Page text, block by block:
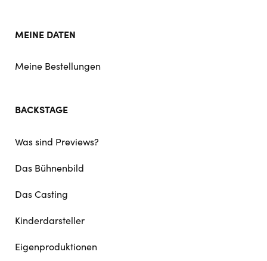
MEINE DATEN
Meine Bestellungen
BACKSTAGE
Was sind Previews?
Das Bühnenbild
Das Casting
Kinderdarsteller
Eigenproduktionen